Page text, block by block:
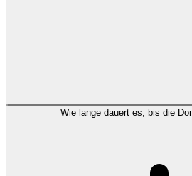
Wie lange dauert es, bis die